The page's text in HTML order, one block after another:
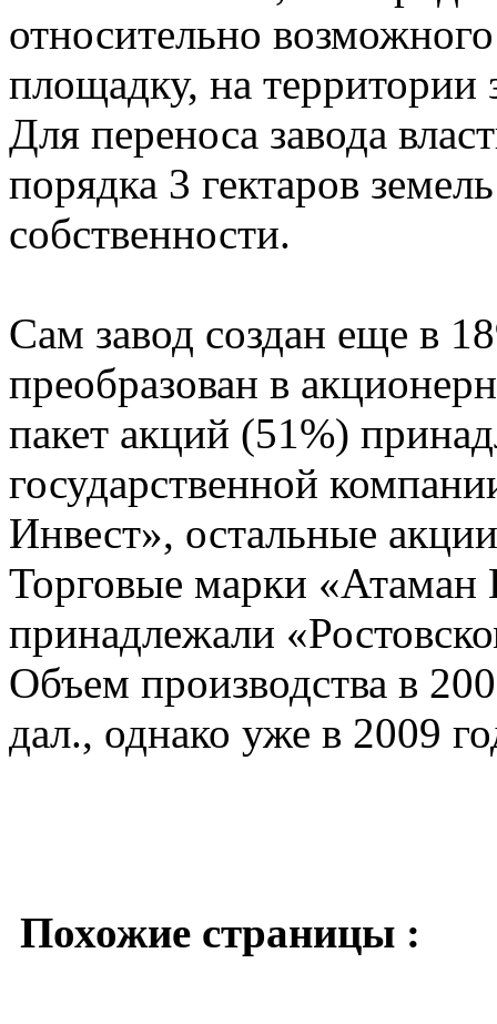
относительно
площадку, на территории
Для переноса завода
порядка 3 гектаров
собственности.
Сам завод создан еще в
преобразован в
пакет акций (51%)
государственной
Инвест», остальные
Торговые марки
принадлежали
Объем производства в
дал., однако уже в 2009
Похожие страницы :